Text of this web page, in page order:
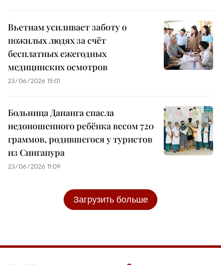
Вьетнам усиливает заботу о
пожилых людях за счёт
бесплатных ежегодных
медицинских осмотров
23/06/2026 15:01
Больница Дананга спасла
недоношенного ребёнка весом 720
граммов, родившегося у туристов
из Сингапура
23/06/2026 11:09
Загрузить больше